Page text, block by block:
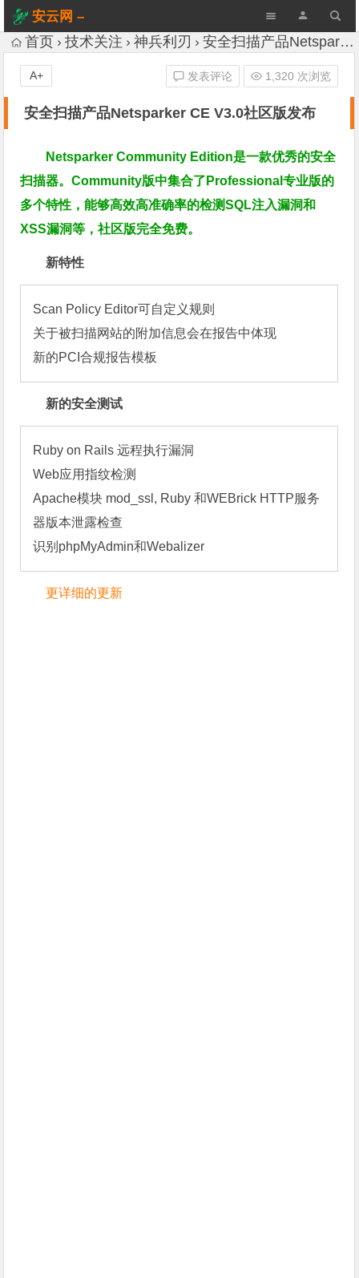
安云网 –
AnYun.ORG
首页 技术关注 神兵利刃 安全扫描产品Netsparker CE V3.0社区版发布
安全扫描产品Netsparker CE V3.0社区版发布
发表评论 1,320 次浏览
A+
Netsparker Community Edition是一款优秀的安全
扫描器。Community版中集合了Professional专业版的
多个特性，能够高效高准确率的检测SQL注入漏洞和
XSS漏洞等，社区版完全免费。
新特性
Scan Policy Editor可自定义规则
关于被扫描网站的附加信息会在报告中体现
新的PCI合规报告模板
新的安全测试
Ruby on Rails 远程执行漏洞
Web应用指纹检测
Apache模块 mod_ssl, Ruby 和WEBrick HTTP服务
器版本泄露检查
识别phpMyAdmin和Webalizer
更详细的更新